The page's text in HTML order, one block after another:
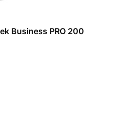
Business PRO 200